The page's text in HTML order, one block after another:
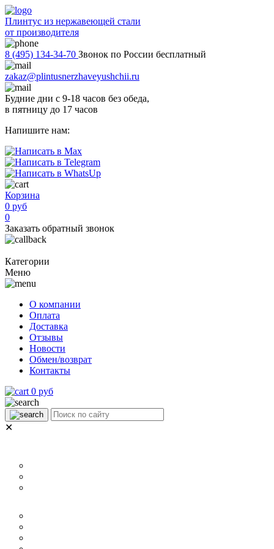
Плинтус из нержавеющей стали
от производителя
8 (495) 134-34-70 Звонок по России бесплатный
zakaz@plintusnerzhaveyushchii.ru
Будние дни с 9-18 часов без обеда,
в пятницу до 17 часов
Напишите нам:
Корзина
0 руб
0
Заказать обратный звонок
Категории
Меню
О компании
Оплата
Доставка
Отзывы
Новости
Обмен/возврат
Контакты
0 руб
✕